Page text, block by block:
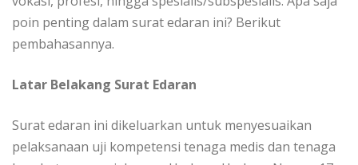
poin penting dalam surat edaran ini? Berikut
pembahasannya.
Latar Belakang Surat Edaran
Surat edaran ini dikeluarkan untuk menyesuaikan
pelaksanaan uji kompetensi tenaga medis dan tenaga